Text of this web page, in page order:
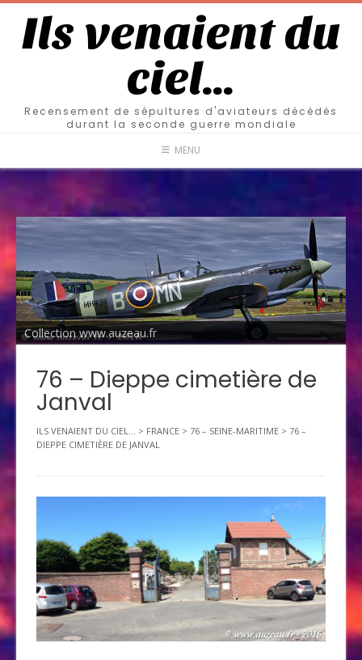
Ils venaient du
ciel…
Recensement de sépultures d'aviateurs décédés
durant la seconde guerre mondiale
MENU
Collection www.auzeau.fr
76 – Dieppe cimetière de
Janval
ILS VENAIENT DU CIEL... > FRANCE > 76 – SEINE-MARITIME > 76 –
DIEPPE CIMETIÈRE DE JANVAL